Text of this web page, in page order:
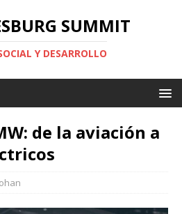
SUMMIT
Y DESARROLLO
de la aviación a